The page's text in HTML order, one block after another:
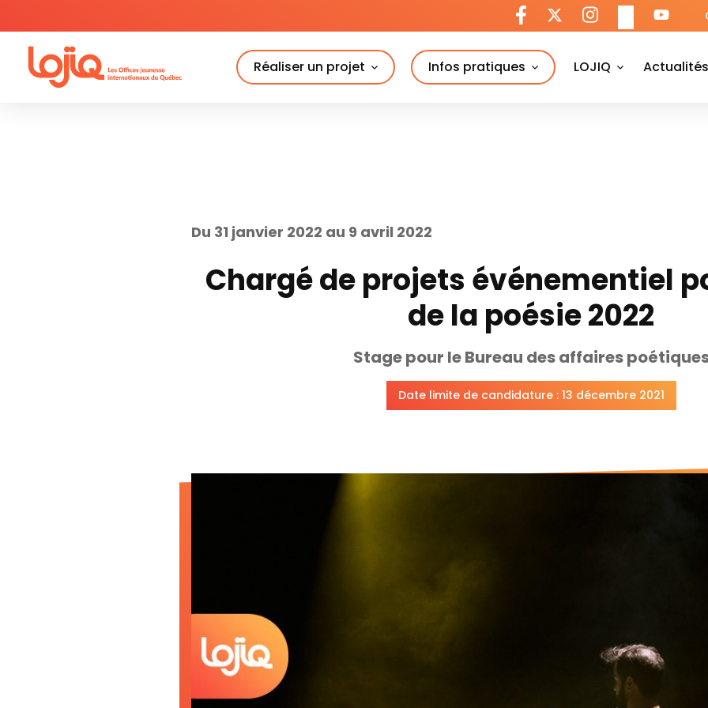
Réaliser un projet Infos pratiques LOJIQ Actualités
to
content
Du 31 janvier 2022 au 9 avril 2022
Chargé de projets événementiel
de la poésie 2022
Stage pour le Bureau des affaires
Date limite de candidature : 13 décembre 2021